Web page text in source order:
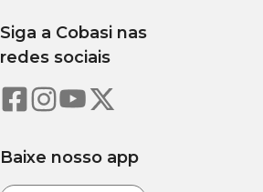
Siga a Cobasi nas
redes sociais
Baixe nosso app